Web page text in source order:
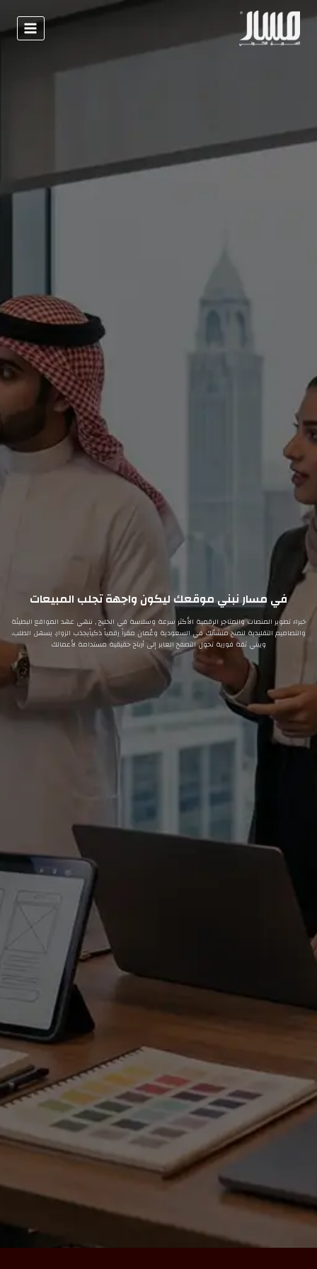
في مسار نبني موقعك ليكون واجهة تجلب المبيعات
خبراء تطوير المنصات والمتاجر الرقمية الأكثر سرعة وسلاسة في الخليج , ننهي عهد المواقع البطيئة
والتصاميم التقليدية لنمنح منشأتك في السعودية وعُمان مقراً رقمياً ذكياًيجذب الزوار، يسهل الطلب،
ويبني ثقة فورية تحول التصفح العابر إلى أرباح حقيقية مستدامة لأعمالك